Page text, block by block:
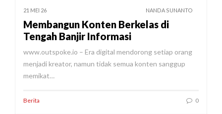
21 MEI 26 NANDA SUNANTO
Membangun Konten Berkelas di
Tengah Banjir Informasi
www.outspoke.io – Era digital mendorong setiap orang
menjadi kreator, namun tidak semua konten sanggup
memikat…
Berita 0